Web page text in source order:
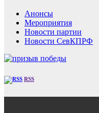
Анонсы
Мероприятия
Новости партии
Новости СевКПРФ
RSS